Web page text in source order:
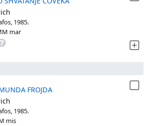
1985.
mar
FROJDA
1985.
mis